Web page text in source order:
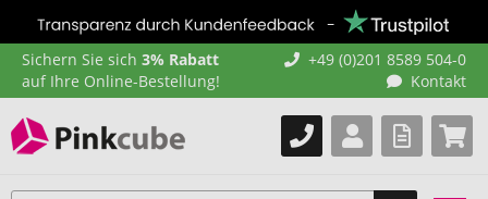
Sichern Sie sich 3% Rabatt
auf Ihre Online-Bestellung!
+49 (0)201 8589 504-0
Kontakt